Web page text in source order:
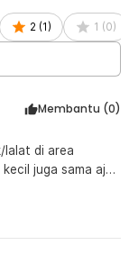
2 (1 ) 1 (0)
Membantu (0)
juga sama aja